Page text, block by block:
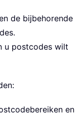
de bijbehorende
u postcodes wilt
en